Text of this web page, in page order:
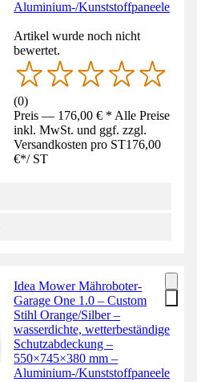
Aluminium-/Kunststoffpaneele
Artikel wurde noch nicht
bewertet.
(0)
Preis — 176,00 € * Alle Preise
inkl. MwSt. und ggf. zzgl.
Versandkosten pro ST176,00
€*/ ST
Idea Mower Mähroboter-
Garage One 1.0 – Custom
Stihl Orange/Silber –
wasserdichte, wetterbeständige
Schutzabdeckung –
550×745×380 mm –
Aluminium-/Kunststoffpaneele